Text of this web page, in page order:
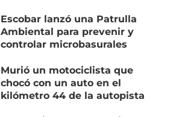
Escobar lanzó una Patrulla
Ambiental para prevenir y
controlar microbasurales
Murió un motociclista que
chocó con un auto en el
kilómetro 44 de la autopista